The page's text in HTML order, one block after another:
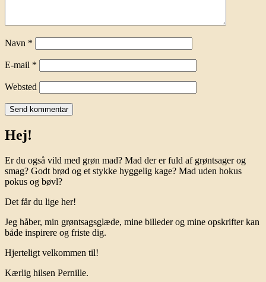
Navn *
E-mail *
Websted
Hej!
Er du også vild med grøn mad? Mad der er fuld af grøntsager og
smag? Godt brød og et stykke hyggelig kage? Mad uden hokus
pokus og bøvl?
Det får du lige her!
Jeg håber, min grøntsagsglæde, mine billeder og mine opskrifter kan
både inspirere og friste dig.
Hjerteligt velkommen til!
Kærlig hilsen Pernille.